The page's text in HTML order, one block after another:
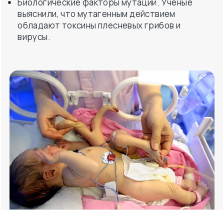
На сложные операции просто нет средств. В Индии
75% населения живут за чертой бедности